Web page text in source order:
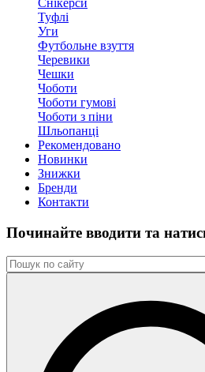
Снікерси
Туфлі
Уги
Футбольне взуття
Черевики
Чешки
Чоботи
Чоботи гумові
Чоботи з піни
Шльопанці
Рекомендовано
Новинки
Знижки
Бренди
Контакти
Починайте вводити та